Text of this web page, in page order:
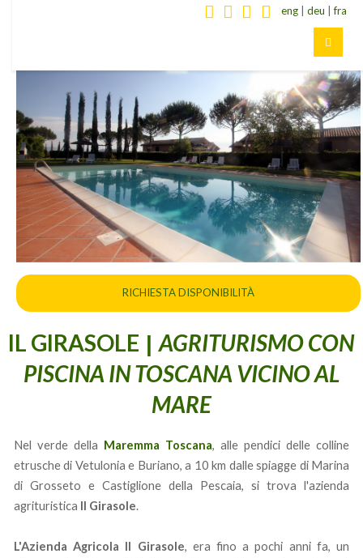
RICHIESTA DISPONIBILITÀ
eng deu |fra
IL GIRASOLE |AGRITURISMO CON
PISCINA IN TOSCANA VICINO AL
MARE
Nel verde della Maremma Toscana, alle pendici delle colline
etrusche di Vetulonia e Buriano, a 10 km dalle spiagge di Marina
di Grosseto e Castiglione della Pescaia, si trova l'azienda
agrituristica Il Girasole.
L'Azienda Agricola Il Girasole, era fino a pochi anni fa, un